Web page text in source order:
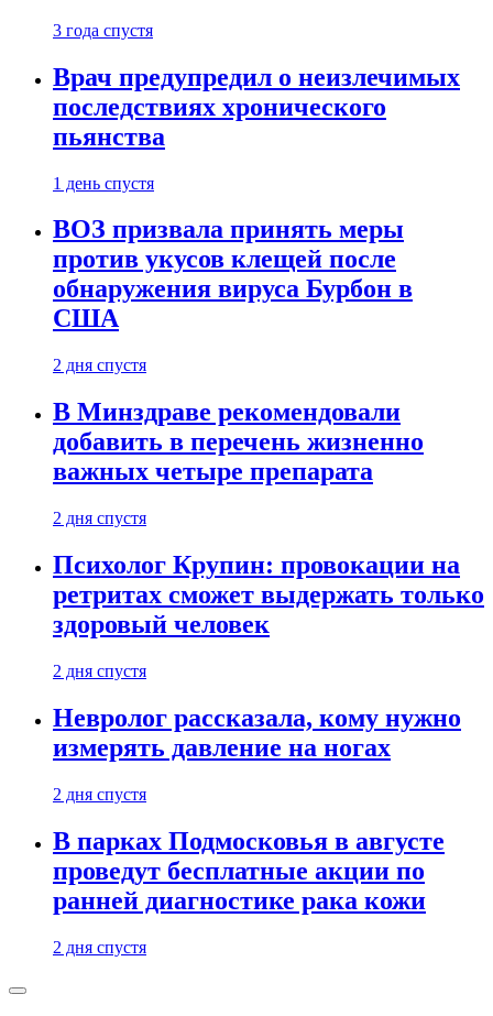
3 года спустя
Врач предупредил о неизлечимых
последствиях хронического
пьянства
1 день спустя
ВОЗ призвала принять меры
против укусов клещей после
обнаружения вируса Бурбон в
США
2 дня спустя
В Минздраве рекомендовали
добавить в перечень жизненно
важных четыре препарата
2 дня спустя
Психолог Крупин: провокации на
ретритах сможет выдержать только
здоровый человек
2 дня спустя
Невролог рассказала, кому нужно
измерять давление на ногах
2 дня спустя
В парках Подмосковья в августе
проведут бесплатные акции по
ранней диагностике рака кожи
2 дня спустя